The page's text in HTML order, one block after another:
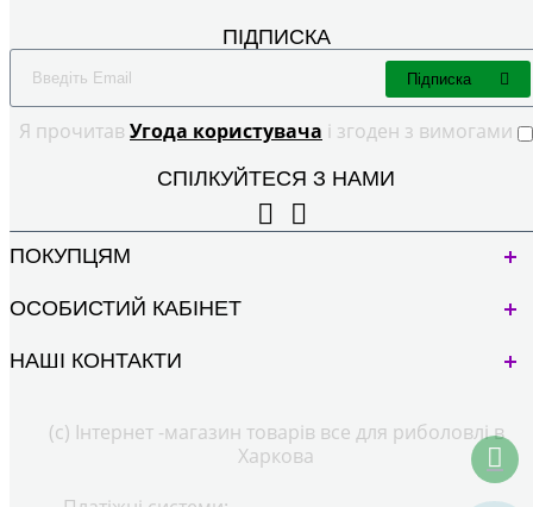
ПІДПИСКА
Я прочитав Угода користувача і згоден з вимогами
Підписка
СПІЛКУЙТЕСЯ З НАМИ
ПОКУПЦЯМ
ОСОБИСТИЙ КАБІНЕТ
НАШІ КОНТАКТИ
(с) Інтернет -магазин товарів все для риболовлі в
Харкова